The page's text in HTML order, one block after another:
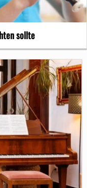
sollte